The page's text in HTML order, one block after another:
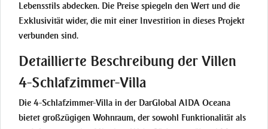
Lebensstils abdecken. Die Preise spiegeln den Wert und die
Exklusivität wider, die mit einer Investition in dieses Projekt
verbunden sind.
Detaillierte Beschreibung der Villen
4-Schlafzimmer-Villa
Die 4-Schlafzimmer-Villa in der DarGlobal AIDA Oceana
bietet großzügigen Wohnraum, der sowohl Funktionalität als